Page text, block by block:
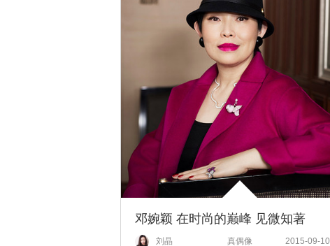
邓婉颖 在时尚的巅峰 见微知著
刘晶 真偶像 2015-09-10